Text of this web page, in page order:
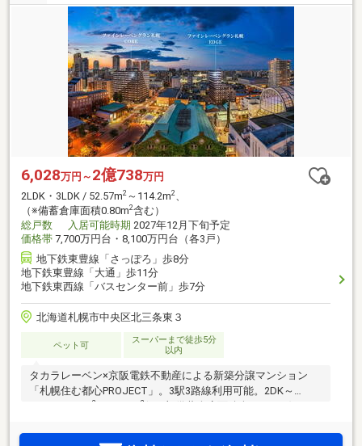
6,028万円～ 2億738万円
2LDK・3LDK / 52.57m2 ～114.2m2、
（※備蓄倉庫面積0.80m2含む）
総戸数
入居可能時期 2027年12月下旬予定
価格帯 7,700万円台・8,100万円台（各3戸）
地下鉄東豊線「さっぽろ」歩8分
地下鉄東豊線「大通」歩11分
地下鉄東西線「バスセンター前」歩7分
北海道札幌市中央区北三条東３
ペット可
スーパーまで徒歩5分
以内
タカラレーベン×京阪電鉄不動産による新築分譲マンション
「札幌住む都心PROJECT」。3駅3路線利用可能。2DK～
2 2
多彩なプランバリエーション。